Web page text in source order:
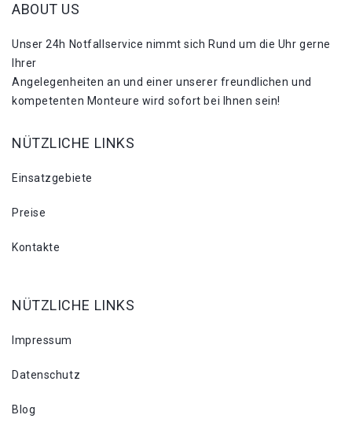
ABOUT US
Unser 24h Notfallservice nimmt sich Rund um die Uhr gerne
Ihrer
Angelegenheiten an und einer unserer freundlichen und
kompetenten Monteure wird sofort bei Ihnen sein!
NÜTZLICHE LINKS
Einsatzgebiete
Preise
Kontakte
NÜTZLICHE LINKS
Impressum
Datenschutz
Blog